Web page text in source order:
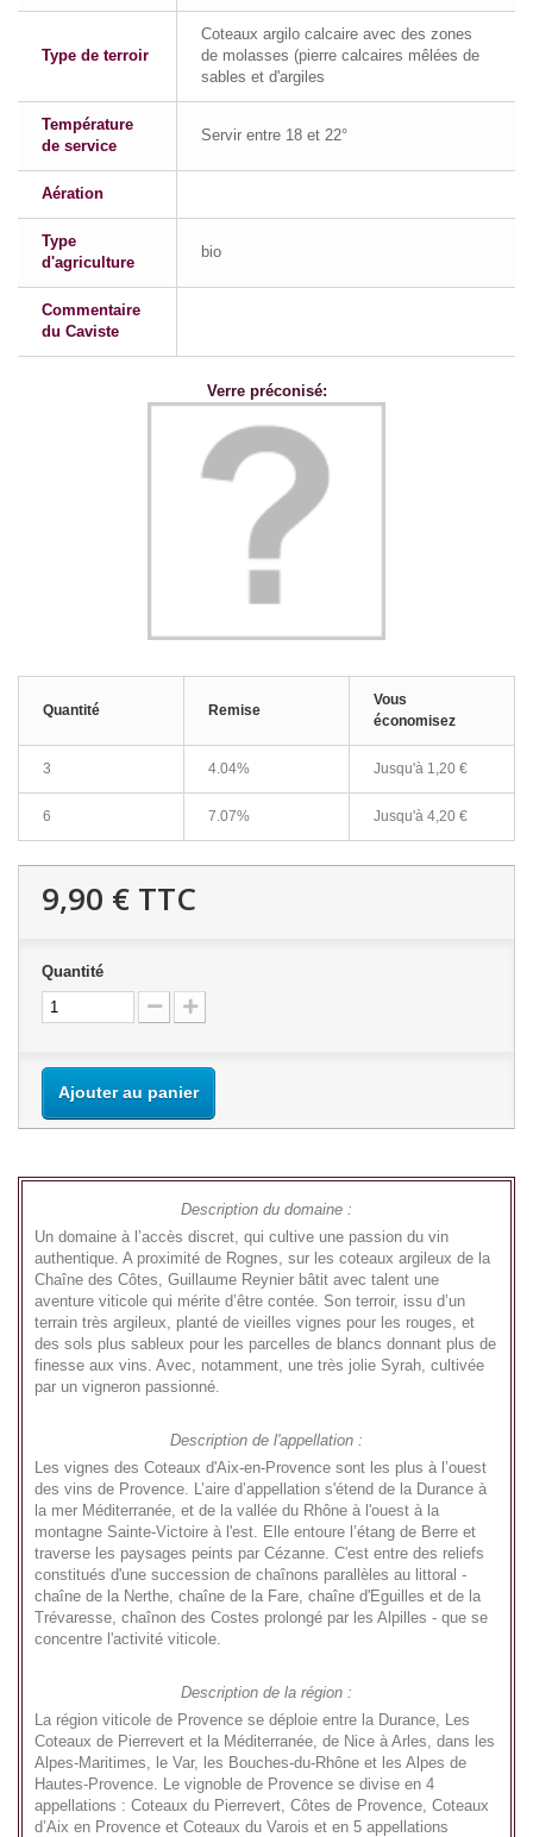
Type de terroir
Coteaux argilo calcaire avec des zones
de molasses (pierre calcaires mêlées de
sables et d'argiles
Température
de service
Servir entre 18 et 22°
Aération
Type
d'agriculture
bio
Commentaire
du Caviste
Verre préconisé:
Quantité Remise
Vous
économisez
3 4.04% Jusqu'à 1,20 €
6 7.07% Jusqu'à 4,20 €
9,90 € TTC
Quantité
Ajouter au panier
Description du domaine :
Un domaine à l’accès discret, qui cultive une passion du vin
authentique. A proximité de Rognes, sur les coteaux argileux de la
Chaîne des Côtes, Guillaume Reynier bâtit avec talent une
aventure viticole qui mérite d’être contée. Son terroir, issu d’un
terrain très argileux, planté de vieilles vignes pour les rouges, et
des sols plus sableux pour les parcelles de blancs donnant plus de
finesse aux vins. Avec, notamment, une très jolie Syrah, cultivée
par un vigneron passionné.
Description de l'appellation :
Les vignes des Coteaux d'Aix-en-Provence sont les plus à l’ouest
des vins de Provence. L’aire d’appellation s'étend de la Durance à
la mer Méditerranée, et de la vallée du Rhône à l'ouest à la
montagne Sainte-Victoire à l'est. Elle entoure l’étang de Berre et
traverse les paysages peints par Cézanne. C'est entre des reliefs
constitués d'une succession de chaînons parallèles au littoral -
chaîne de la Nerthe, chaîne de la Fare, chaîne d'Eguilles et de la
Trévaresse, chaînon des Costes prolongé par les Alpilles - que se
concentre l'activité viticole.
Description de la région :
La région viticole de Provence se déploie entre la Durance, Les
Coteaux de Pierrevert et la Méditerranée, de Nice à Arles, dans les
Alpes-Maritimes, le Var, les Bouches-du-Rhône et les Alpes de
Hautes-Provence. Le vignoble de Provence se divise en 4
appellations : Coteaux du Pierrevert, Côtes de Provence, Coteaux
d’Aix en Provence et Coteaux du Varois et en 5 appellations